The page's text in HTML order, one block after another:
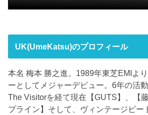
UK(UmeKatsu)のプロフィール
本名 梅本 勝之進。1989年東芝EMIよ
ーとしてメジャーデビュー。6年の活
The Visitorを経て現在【GUTS】、【
プライン】そして、ヴィンテージビー